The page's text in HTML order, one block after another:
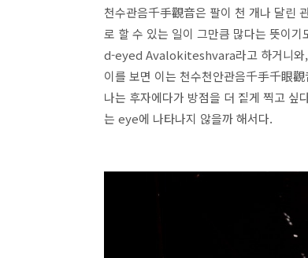
천수관음千手觀音은 팔이 천 개나 달린
로 할 수 있는 일이 그만큼 많다는 뜻이
d-eyed Avalokiteshvara라고 하거니와,
이를 보면 이는 천수천안관음千手千眼
나는 후자에다가 방점을 더 짙게 찍고
는 eye에 나타나지 않을까 해서다.